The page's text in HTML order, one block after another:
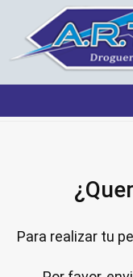
Para realizar tu